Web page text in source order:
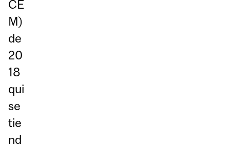
CE
M)
de
20
18
qui
se
tie
nd